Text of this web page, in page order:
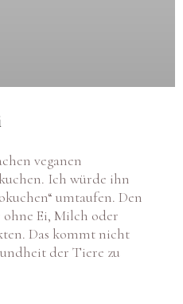
veganen
Ich würde ihn
umtaufen. Den
ohne Ei, Milch oder
Das kommt nicht
der Tiere zu